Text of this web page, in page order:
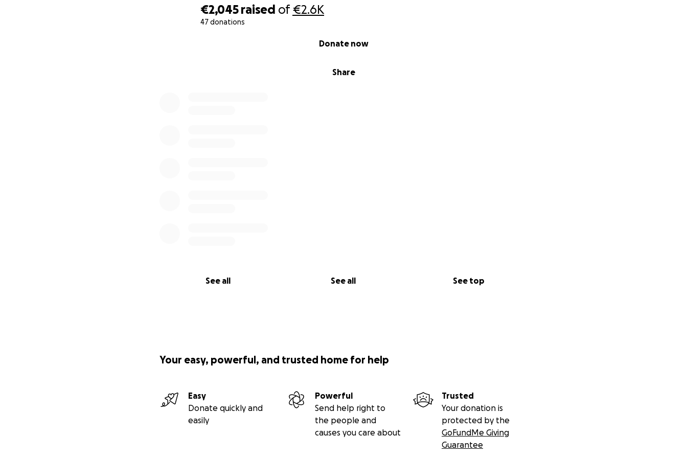
€2,045 raised of€2.6K
47 donations
Share
Donate now
See all See all See top
Your easy, powerful, and trusted home for help
Easy
Donate quickly and
easily
Powerful
Send help right to
the people and
causes you care about
Trusted
Your donation is
protected by the
GoFundMe Giving
Guarantee